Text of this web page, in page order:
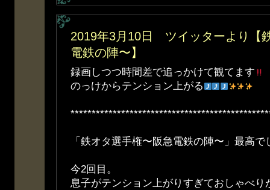
2019年3月10日 ツイッターより【
電鉄の陣〜】
録画しつつ時間差で追っかけて観てます
のっけからテンション上がる
「鉄オタ選手権〜阪急電鉄の陣〜」最高で
今2回目。
息子がテンション上がりすぎておしゃべり